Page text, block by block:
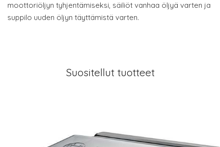
moottoriöljyn tyhjentämiseksi, säiliöt vanhaa öljyä varten ja
suppilo uuden öljyn täyttämistä varten.
Suositellut tuotteet